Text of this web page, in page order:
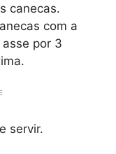
canecas.
com a
por 3
servir.